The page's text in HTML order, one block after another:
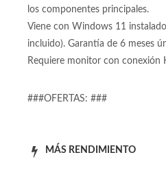
los componentes principales.
Viene con Windows 11
incluido). Garantía de 6 meses
Requiere monitor con conexión
###OFERTAS: ###
MÁS RENDIMIENTO